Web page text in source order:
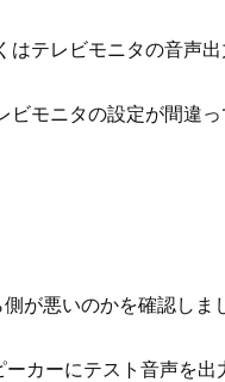
テレビモニタの音声出
モニタの設定が間違っ
が悪いのかを確認しま
カーにテスト音声を出